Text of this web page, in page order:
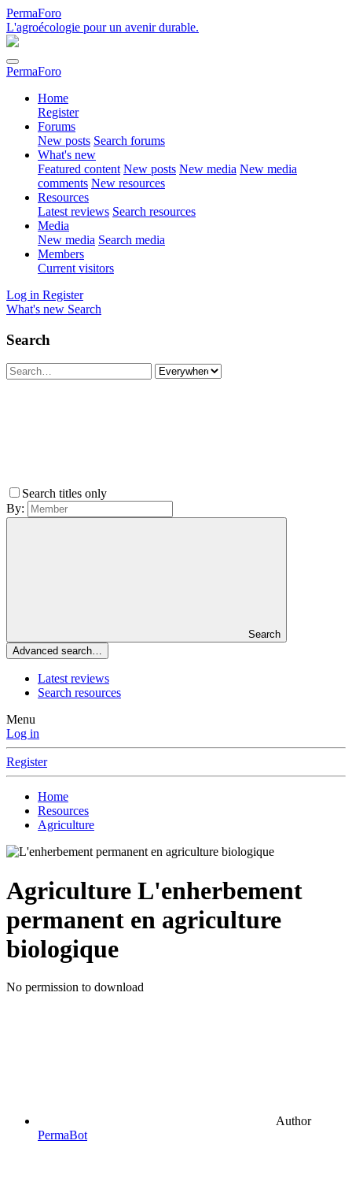
PermaForo
L'agroécologie pour un avenir durable.
PermaForo
Home
Register
Forums
New posts Search forums
What's new
Featured content New posts New media New media
comments New resources
Resources
Latest reviews Search resources
Media
New media Search media
Members
Current visitors
Log in Register
What's new Search
Search
Search titles only
By:
Search
Advanced search…
Latest reviews
Search resources
Menu
Log in
Register
Home
Resources
Agriculture
Agriculture L'enherbement
permanent en agriculture
biologique
No permission to download
Author
PermaBot